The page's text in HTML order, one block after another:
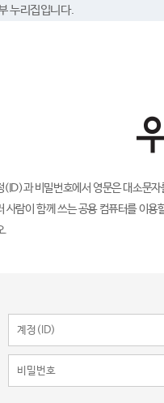
누리집입니다.
(ID)과 비밀번호에서 영문은 대소문
사람이 함께 쓰는 공용 컴퓨터를 이
.